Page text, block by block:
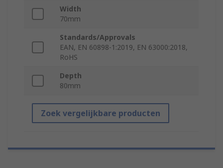
Width
70mm
Standards/Approvals
EAN, EN 60898-1:2019, EN 63000:2018,
RoHS
Depth
80mm
Zoek vergelijkbare producten